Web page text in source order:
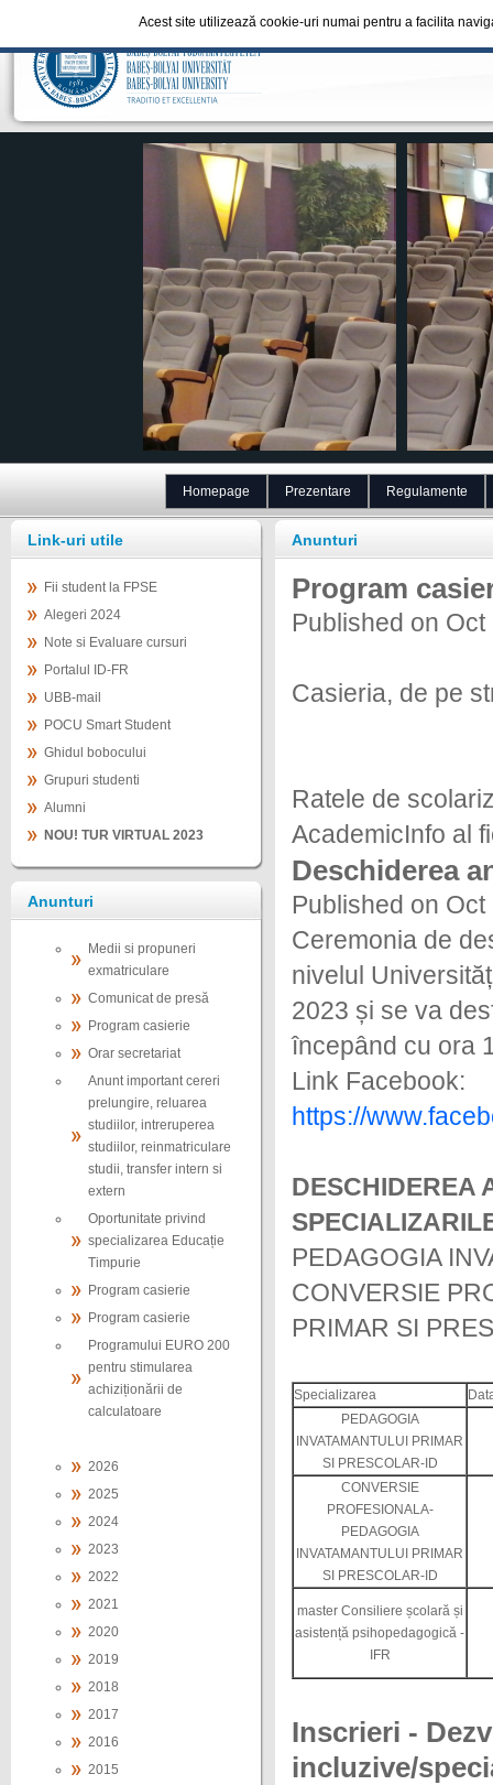
Homepage Prezentare Regulamente
Link-uri utile
Fii student la FPSE
Alegeri 2024
Note si Evaluare cursuri
Portalul ID-FR
UBB-mail
POCU Smart Student
Ghidul bobocului
Grupuri studenti
Alumni
NOU! TUR VIRTUAL 2023
Anunturi
Medii si propuneri
exmatriculare
Comunicat de presă
Program casierie
Orar secretariat
Anunt important cereri
prelungire, reluarea
studiilor, intreruperea
studiilor, reinmatriculare
studii, transfer intern si
extern
Oportunitate privind
specializarea Educație
Timpurie
Program casierie
Program casierie
Programului EURO 200
pentru stimularea
achiziționării de
calculatoare
2026
2025
2024
2023
2022
2021
2020
2019
2018
2017
2016
2015
Anunturi
Program
Published on Oct
Casieria, de pe
Ratele de
AcademicInfo al
Deschiderea
Published on Oct
Ceremonia de
nivelul
2023 și se va
începând cu ora
Link Facebook:
https://
DESCHIDEREA
PEDAGOGIA
CONVERSIE
PRIMAR SI
Specializarea
PEDAGOGIA
INVATAMANTULUI PRIMAR
SI PRESCOLAR-ID
CONVERSIE
PROFESIONALA-
PEDAGOGIA
INVATAMANTULUI PRIMAR
SI PRESCOLAR-ID
master Consiliere școlară și
asistență psihopedagogică -
IFR
Inscrieri -
incluzive/
Acest site utilizează cookie-uri numai pentru a facilita